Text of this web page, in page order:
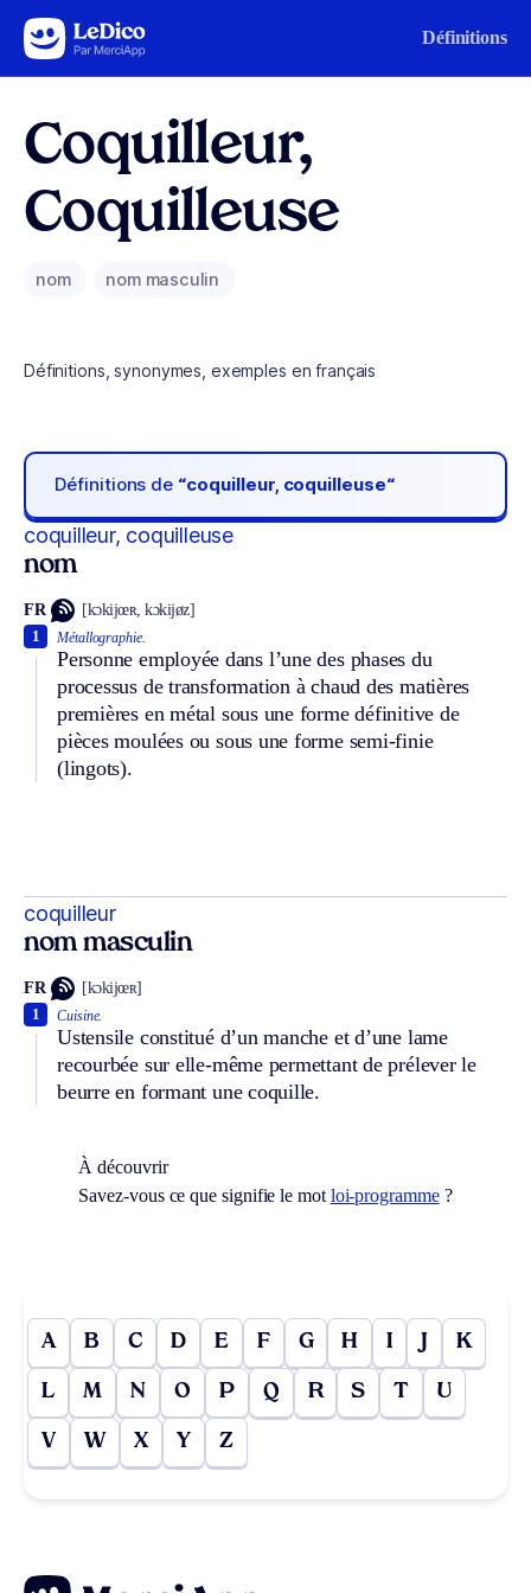
Aller au contenu Définitions
Coquilleur,
Coquilleuse
nom nom masculin
Définitions, synonymes, exemples en français
Définitions de “coquilleur, coquilleuse“
coquilleur, coquilleuse
nom
FR [kɔkijœʀ, kɔkijøz]
Métallographie.
Personne employée dans l’une des phases du
processus de transformation à chaud des matières
premières en métal sous une forme définitive de
pièces moulées ou sous une forme semi-finie
(lingots).
1
coquilleur
nom masculin
FR [kɔkijœʀ]
Cuisine.
Ustensile constitué d’un manche et d’une lame
recourbée sur elle-même permettant de prélever le
beurre en formant une coquille.
1
À découvrir
Savez-vous ce que signifie le mot loi-programme?
A B C D E F G H I J K
L M N O P Q R S T U
V W X Y Z